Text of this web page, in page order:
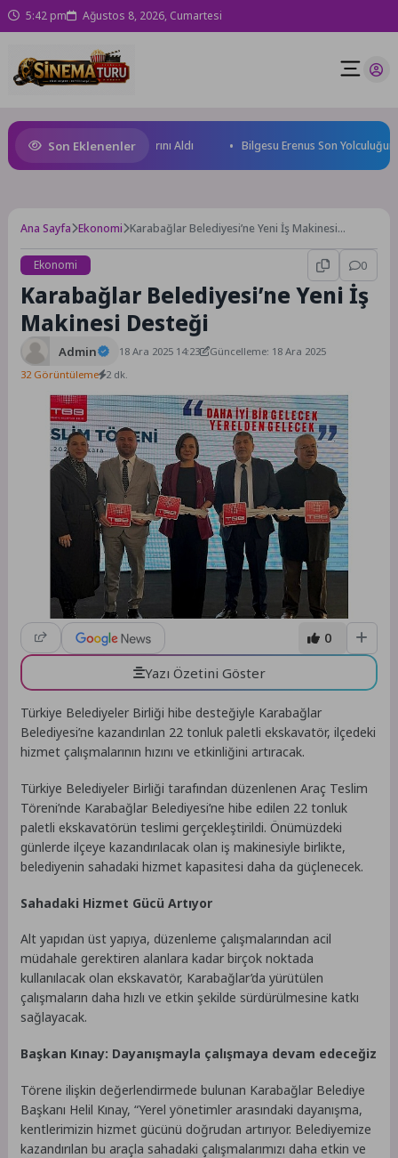
5:42 pm Ağustos 8, 2026, Cumartesi
Son Eklenenler
Yüzücüleri Sertifikalarını Aldı Bilgesu Erenus Son Yolculuğuna
Ana Sayfa Ekonomi Karabağlar Belediyesi’ne Yeni İş Makinesi
Ekonomi
0
Karabağlar Belediyesi’ne Yeni İş
Makinesi Desteği
Admin 18 Ara 2025 14:23
Güncelleme: 18 Ara 2025
32 Görüntüleme 2 dk.
0
Yazı Özetini Göster
Türkiye Belediyeler Birliği hibe desteğiyle Karabağlar
Belediyesi’ne kazandırılan 22 tonluk paletli ekskavatör, ilçedeki
hizmet çalışmalarının hızını ve etkinliğini artıracak.
Türkiye Belediyeler Birliği tarafından düzenlenen Araç Teslim
Töreni’nde Karabağlar Belediyesi’ne hibe edilen 22 tonluk
paletli ekskavatörün teslimi gerçekleştirildi. Önümüzdeki
günlerde ilçeye kazandırılacak olan iş makinesiyle birlikte,
belediyenin sahadaki hizmet kapasitesi daha da güçlenecek.
Sahadaki Hizmet Gücü Artıyor
Alt yapıdan üst yapıya, düzenleme çalışmalarından acil
müdahale gerektiren alanlara kadar birçok noktada
kullanılacak olan ekskavatör, Karabağlar’da yürütülen
çalışmaların daha hızlı ve etkin şekilde sürdürülmesine katkı
sağlayacak.
Başkan Kınay: Dayanışmayla çalışmaya devam edeceğiz
Törene ilişkin değerlendirmede bulunan Karabağlar Belediye
Başkanı Helil Kınay, “Yerel yönetimler arasındaki dayanışma,
kentlerimizin hizmet gücünü doğrudan artırıyor. Belediyemize
kazandırılan bu araçla sahadaki çalışmalarımızı daha etkin ve